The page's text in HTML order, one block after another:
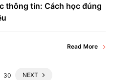
thông tin: Cách học đúng
Read More
30 NEXT